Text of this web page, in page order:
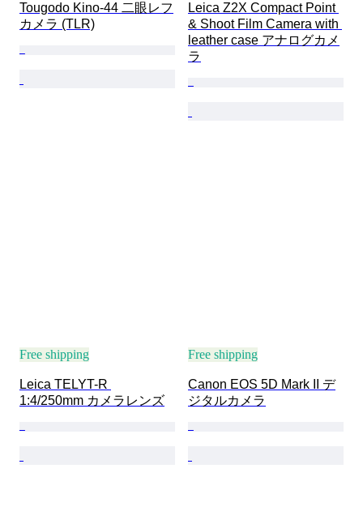
Tougodo Kino-44 二眼レフ
カメラ (TLR)
Leica Z2X Compact Point
& Shoot Film Camera with
leather case アナログカメ
ラ
Free shipping
Leica TELYT-R
1:4/250mm カメラレンズ
Free shipping
Canon EOS 5D Mark II デ
ジタルカメラ